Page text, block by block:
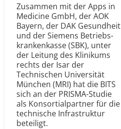
Zusammen mit der Apps in
Medicine GmbH, der AOK
Bayern, der DAK Gesundheit
und der Siemens Betriebs­
krankenkasse (SBK), unter
der Leitung des Klinikums
rechts der Isar der
Technischen Universität
München (MRI) hat die BITS
sich an der PRISMA-Studie
als Konsortial­partner für die
technische Infrastruktur
beteiligt.